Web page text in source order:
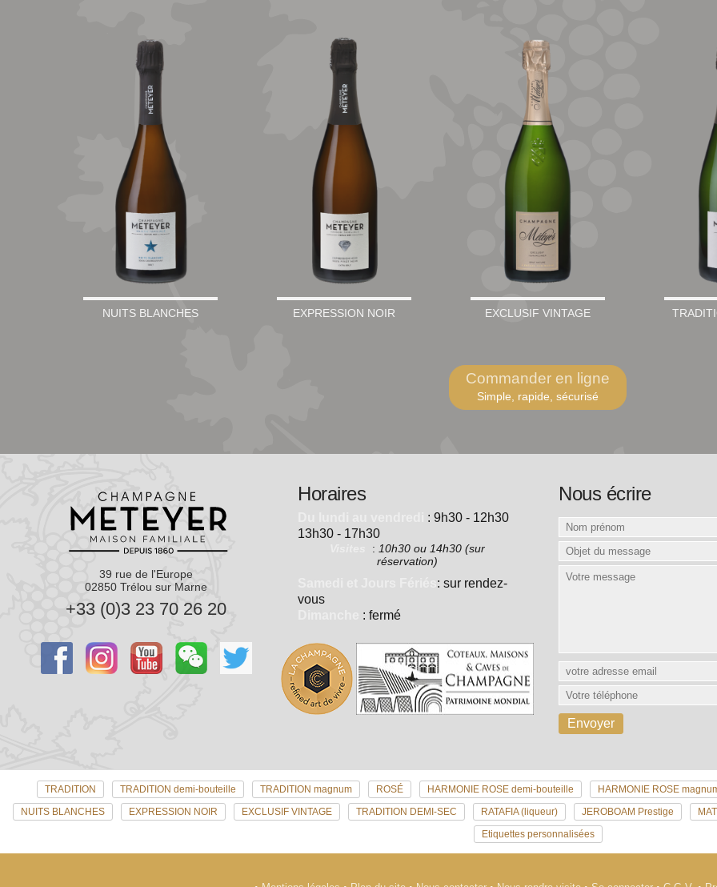
NUITS BLANCHES EXPRESSION NOIR EXCLUSIF VINTAGE
Commander en ligne
Simple, rapide, sécurisé
39 rue de l'Europe
02850 Trélou sur Marne
+33 (0)3 23 70 26 20
Horaires
: 9h30 - 12h30
13h30 - 17h30
: 10h30 ou 14h30 (sur
réservation)
: sur rendez-
vous
: fermé
Nous écrire
TRADITION TRADITION demi-bouteille TRADITION magnum ROSÉ HARMONIE ROSE demi-bouteille HARMONIE ROSE
NUITS BLANCHES EXPRESSION NOIR EXCLUSIF VINTAGE TRADITION DEMI-SEC RATAFIA (liqueur) JEROBOAM Prestige
Etiquettes personnalisées